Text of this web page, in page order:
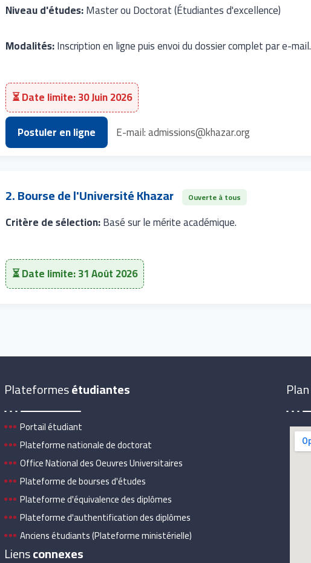
Niveau d'études:Master ou Doctorat (Étudiantes d'excellence)
Modalités:Inscription en ligne puis envoi du dossier complet par e-mail.
⏳ Date limite: 30 Juin 2026
Postuler en ligne
E-mail: admissions@khazar.org
2. Bourse de l'Université Khazar Ouverte à tous
Critère de sélection:Basé sur le mérite académique.
⏳ Date limite: 31 Août 2026
Plateformesétudiantes
Portail étudiant
Plateforme nationale de doctorat
Office National des Oeuvres Universitaires
Plateforme de bourses d'études
Plateforme d'équivalence des diplômes
Plateforme d'authentification des diplômes
Anciens étudiants (Plateforme ministérielle)
Liensconnexes
Plan